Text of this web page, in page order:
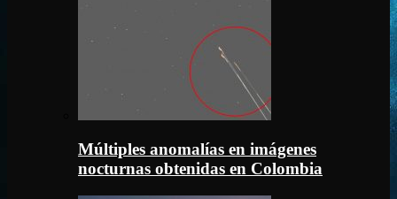
Múltiples anomalías en imágenes
nocturnas obtenidas en Colombia